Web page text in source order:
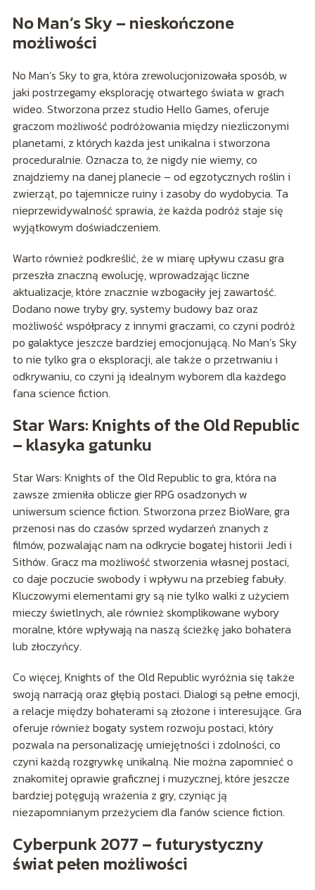
No Man’s Sky – nieskończone
możliwości
No Man’s Sky to gra, która zrewolucjonizowała sposób, w
jaki postrzegamy eksplorację otwartego świata w grach
wideo. Stworzona przez studio Hello Games, oferuje
graczom możliwość podróżowania między niezliczonymi
planetami, z których każda jest unikalna i stworzona
proceduralnie. Oznacza to, że nigdy nie wiemy, co
znajdziemy na danej planecie – od egzotycznych roślin i
zwierząt, po tajemnicze ruiny i zasoby do wydobycia. Ta
nieprzewidywalność sprawia, że każda podróż staje się
wyjątkowym doświadczeniem.
Warto również podkreślić, że w miarę upływu czasu gra
przeszła znaczną ewolucję, wprowadzając liczne
aktualizacje, które znacznie wzbogaciły jej zawartość.
Dodano nowe tryby gry, systemy budowy baz oraz
możliwość współpracy z innymi graczami, co czyni podróż
po galaktyce jeszcze bardziej emocjonującą. No Man’s Sky
to nie tylko gra o eksploracji, ale także o przetrwaniu i
odkrywaniu, co czyni ją idealnym wyborem dla każdego
fana science fiction.
Star Wars: Knights of the Old Republic
– klasyka gatunku
Star Wars: Knights of the Old Republic to gra, która na
zawsze zmieniła oblicze gier RPG osadzonych w
uniwersum science fiction. Stworzona przez BioWare, gra
przenosi nas do czasów sprzed wydarzeń znanych z
filmów, pozwalając nam na odkrycie bogatej historii Jedi i
Sithów. Gracz ma możliwość stworzenia własnej postaci,
co daje poczucie swobody i wpływu na przebieg fabuły.
Kluczowymi elementami gry są nie tylko walki z użyciem
mieczy świetlnych, ale również skomplikowane wybory
moralne, które wpływają na naszą ścieżkę jako bohatera
lub złoczyńcy.
Co więcej, Knights of the Old Republic wyróżnia się także
swoją narracją oraz głębią postaci. Dialogi są pełne emocji,
a relacje między bohaterami są złożone i interesujące. Gra
oferuje również bogaty system rozwoju postaci, który
pozwala na personalizację umiejętności i zdolności, co
czyni każdą rozgrywkę unikalną. Nie można zapomnieć o
znakomitej oprawie graficznej i muzycznej, które jeszcze
bardziej potęgują wrażenia z gry, czyniąc ją
niezapomnianym przeżyciem dla fanów science fiction.
Cyberpunk 2077 – futurystyczny
świat pełen możliwości